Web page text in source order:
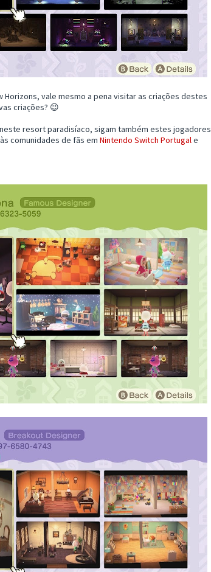
Horizons, vale mesmo a pena visitar as criações destes
criações? 😉
resort paradisíaco, sigam também estes jogadores
comunidades de fãs em Nintendo Switch Portugale